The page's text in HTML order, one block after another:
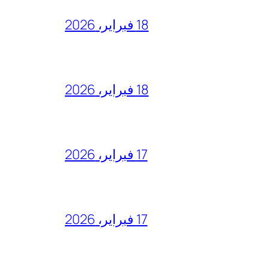
18 فبراير، 2026
18 فبراير، 2026
17 فبراير، 2026
17 فبراير، 2026